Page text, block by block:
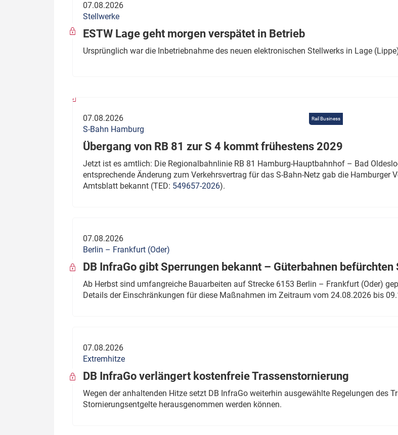
Thema des Monats
Dossier: Generalsanierung
Dossier: ETCS
07.08.2026
Stellwerke
ESTW Lage geht morgen verspätet in Betrieb
Ursprünglich war die Inbetriebnahme des neuen elektronischen Stellwerks in Lage
Rail Business
07.08.2026
S-Bahn Hamburg
Übergang von RB 81 zur S 4 kommt frühestens 2029
Jetzt ist es amtlich: Die Regionalbahnlinie RB 81 Hamburg-Hauptbahnhof – Bad
entsprechende Änderung zum Verkehrsvertrag für das S-Bahn-Netz gab die Hamburger
Amtsblatt bekannt (TED: 549657-2026).
07.08.2026
Berlin – Frankfurt (Oder)
DB InfraGo gibt Sperrungen bekannt – Güterbahnen befürchten
Ab Herbst sind umfangreiche Bauarbeiten auf Strecke 6153 Berlin – Frankfurt (Oder)
Details der Einschränkungen für diese Maßnahmen im Zeitraum vom 24.08.2026 bis
07.08.2026
Extremhitze
DB InfraGo verlängert kostenfreie Trassenstornierung
Wegen der anhaltenden Hitze setzt DB InfraGo weiterhin ausgewählte Regelungen des
Stornierungsentgelte herausgenommen werden können.